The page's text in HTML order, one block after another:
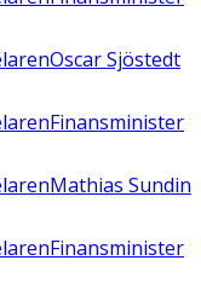
Oscar Sjöstedt
Finansminister
Mathias Sundin
Finansminister